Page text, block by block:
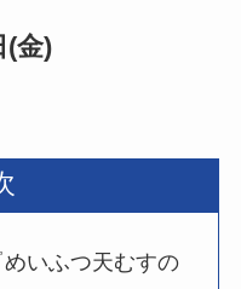
(金)
めいふつ天むすの